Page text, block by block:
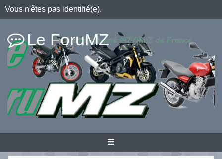
Vous n'êtes pas identifié(e).
Le ForuMZ